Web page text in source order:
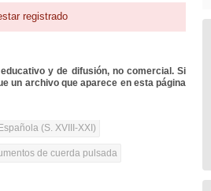
registrado
y de difusión, no comercial. Si
un archivo que aparece en esta página
(S. XVIII-XXI)
de cuerda pulsada